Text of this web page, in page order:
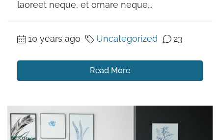
laoreet neque, et ornare neque...
10 years ago Uncategorized 23
Read More